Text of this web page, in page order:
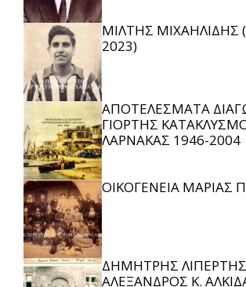
ΜΙΛΤΗΣ ΜΙΧΑΗΛΙΔΗΣ
2023)
ΑΠΟΤΕΛΕΣΜΑΤΑ
ΓΙΟΡΤΗΣ
ΛΑΡΝΑΚΑΣ 1946-2004
ΟΙΚΟΓΕΝΕΙΑ ΜΑΡΙΑΣ
ΔΗΜΗΤΡΗΣ
ΑΛΕΞΑΝΔΡΟΣ Κ.